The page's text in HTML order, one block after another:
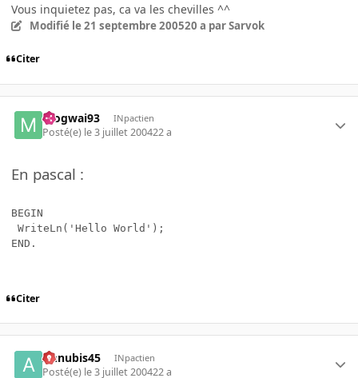
Vous inquietez pas, ca va les chevilles ^^
Modifié le 21 septembre 200520 a par Sarvok
Citer
mogwai93 INpactien
Posté(e) le 3 juillet 200422 a
En pascal :
BEGIN
WriteLn('Hello World');
END.
Citer
Annubis45 INpactien
Posté(e) le 3 juillet 200422 a